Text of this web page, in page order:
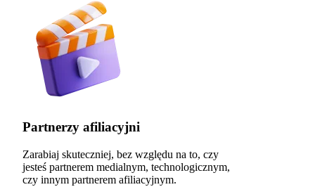
Partnerzy afiliacyjni
Zarabiaj skuteczniej, bez względu na to, czy
jesteś partnerem medialnym, technologicznym,
czy innym partnerem afiliacyjnym.